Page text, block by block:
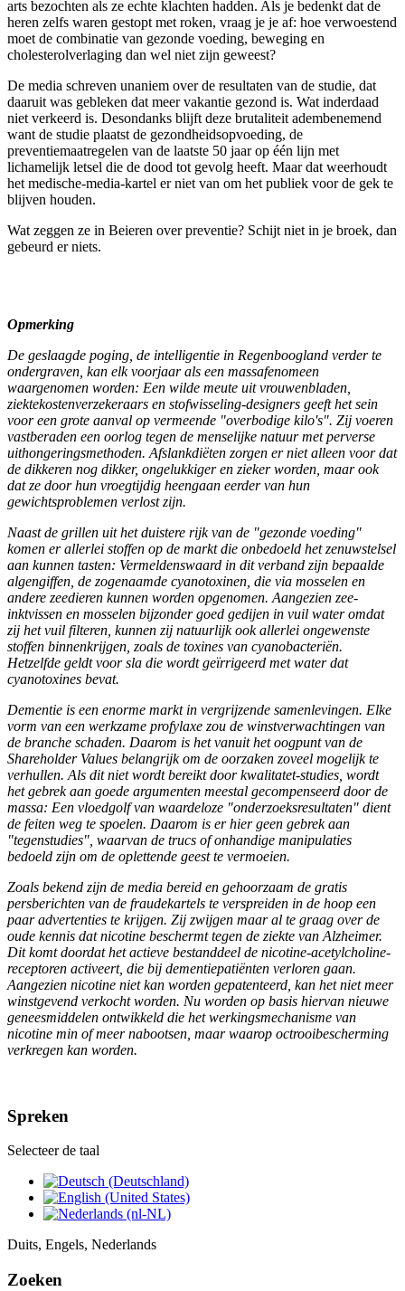
arts bezochten als ze echte klachten hadden. Als je bedenkt dat de
heren zelfs waren gestopt met roken, vraag je je af: hoe verwoestend
moet de combinatie van gezonde voeding, beweging en
cholesterolverlaging dan wel niet zijn geweest?
De media schreven unaniem over de resultaten van de studie, dat
daaruit was gebleken dat meer vakantie gezond is. Wat inderdaad
niet verkeerd is. Desondanks blijft deze brutaliteit adembenemend
want de studie plaatst de gezondheidsopvoeding, de
preventiemaatregelen van de laatste 50 jaar op één lijn met
lichamelijk letsel die de dood tot gevolg heeft. Maar dat weerhoudt
het medische-media-kartel er niet van om het publiek voor de gek te
blijven houden.
Wat zeggen ze in Beieren over preventie? Schijt niet in je broek, dan
gebeurd er niets.
Opmerking
De geslaagde poging, de intelligentie in Regenboogland verder te
ondergraven, kan elk voorjaar als een massafenomeen
waargenomen worden: Een wilde meute uit vrouwenbladen,
ziektekostenverzekeraars en stofwisseling-designers geeft het sein
voor een grote aanval op vermeende "overbodige kilo's". Zij voeren
vastberaden een oorlog tegen de menselijke natuur met perverse
uithongeringsmethoden. Afslankdiëten zorgen er niet alleen voor dat
de dikkeren nog dikker, ongelukkiger en zieker worden, maar ook
dat ze door hun vroegtijdig heengaan eerder van hun
gewichtsproblemen verlost zijn.
Naast de grillen uit het duistere rijk van de "gezonde voeding"
komen er allerlei stoffen op de markt die onbedoeld het zenuwstelsel
aan kunnen tasten: Vermeldenswaard in dit verband zijn bepaalde
algengiffen, de zogenaamde cyanotoxinen, die via mosselen en
andere zeedieren kunnen worden opgenomen. Aangezien zee-
inktvissen en mosselen bijzonder goed gedijen in vuil water omdat
zij het vuil filteren, kunnen zij natuurlijk ook allerlei ongewenste
stoffen binnenkrijgen, zoals de toxines van cyanobacteriën.
Hetzelfde geldt voor sla die wordt geïrrigeerd met water dat
cyanotoxines bevat.
Dementie is een enorme markt in vergrijzende samenlevingen. Elke
vorm van een werkzame profylaxe zou de winstverwachtingen van
de branche schaden. Daarom is het vanuit het oogpunt van de
Shareholder Values belangrijk om de oorzaken zoveel mogelijk te
verhullen. Als dit niet wordt bereikt door kwalitatet-studies, wordt
het gebrek aan goede argumenten meestal gecompenseerd door de
massa: Een vloedgolf van waardeloze "onderzoeksresultaten" dient
de feiten weg te spoelen. Daarom is er hier geen gebrek aan
"tegenstudies", waarvan de trucs of onhandige manipulaties
bedoeld zijn om de oplettende geest te vermoeien.
Zoals bekend zijn de media bereid en gehoorzaam de gratis
persberichten van de fraudekartels te verspreiden in de hoop een
paar advertenties te krijgen. Zij zwijgen maar al te graag over de
oude kennis dat nicotine beschermt tegen de ziekte van Alzheimer.
Dit komt doordat het actieve bestanddeel de nicotine-acetylcholine-
receptoren activeert, die bij dementiepatiënten verloren gaan.
Aangezien nicotine niet kan worden gepatenteerd, kan het niet meer
winstgevend verkocht worden. Nu worden op basis hiervan nieuwe
geneesmiddelen ontwikkeld die het werkingsmechanisme van
nicotine min of meer nabootsen, maar waarop octrooibescherming
verkregen kan worden.
Spreken
Selecteer de taal
Duits, Engels, Nederlands
Zoeken